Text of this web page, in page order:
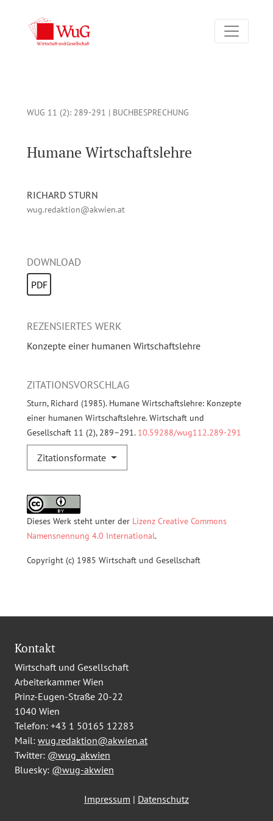
WUG 11 (2): 289-291 | BUCHBESPRECHUNG
Humane Wirtschaftslehre
RICHARD STURN
wug.redaktion@akwien.at
DOWNLOAD
PDF
ZITATIONSVORSCHLAG
Sturn, Richard (1985). Humane Wirtschaftslehre: Konzepte
einer humanen Wirtschaftslehre. Wirtschaft und
Gesellschaft 11 (2), 289–291.10.59288/wug112.289-291
Zitationsformate
Dieses Werk steht unter der Lizenz Creative Commons
Namensnennung 4.0 International.
Copyright (c) 1985 Wirtschaft und Gesellschaft
REZENSIERTES WERK
Konzepte einer humanen Wirtschaftslehre
Kontakt
Wirtschaft und Gesellschaft
Arbeiterkammer Wien
Prinz-Eugen-Straße 20-22
1040 Wien
Telefon: +43 1 50165 12283
Mail: wug.redaktion@akwien.at
Twitter: @wug_akwien
Bluesky: @wug-akwien
Impressum | Datenschutz